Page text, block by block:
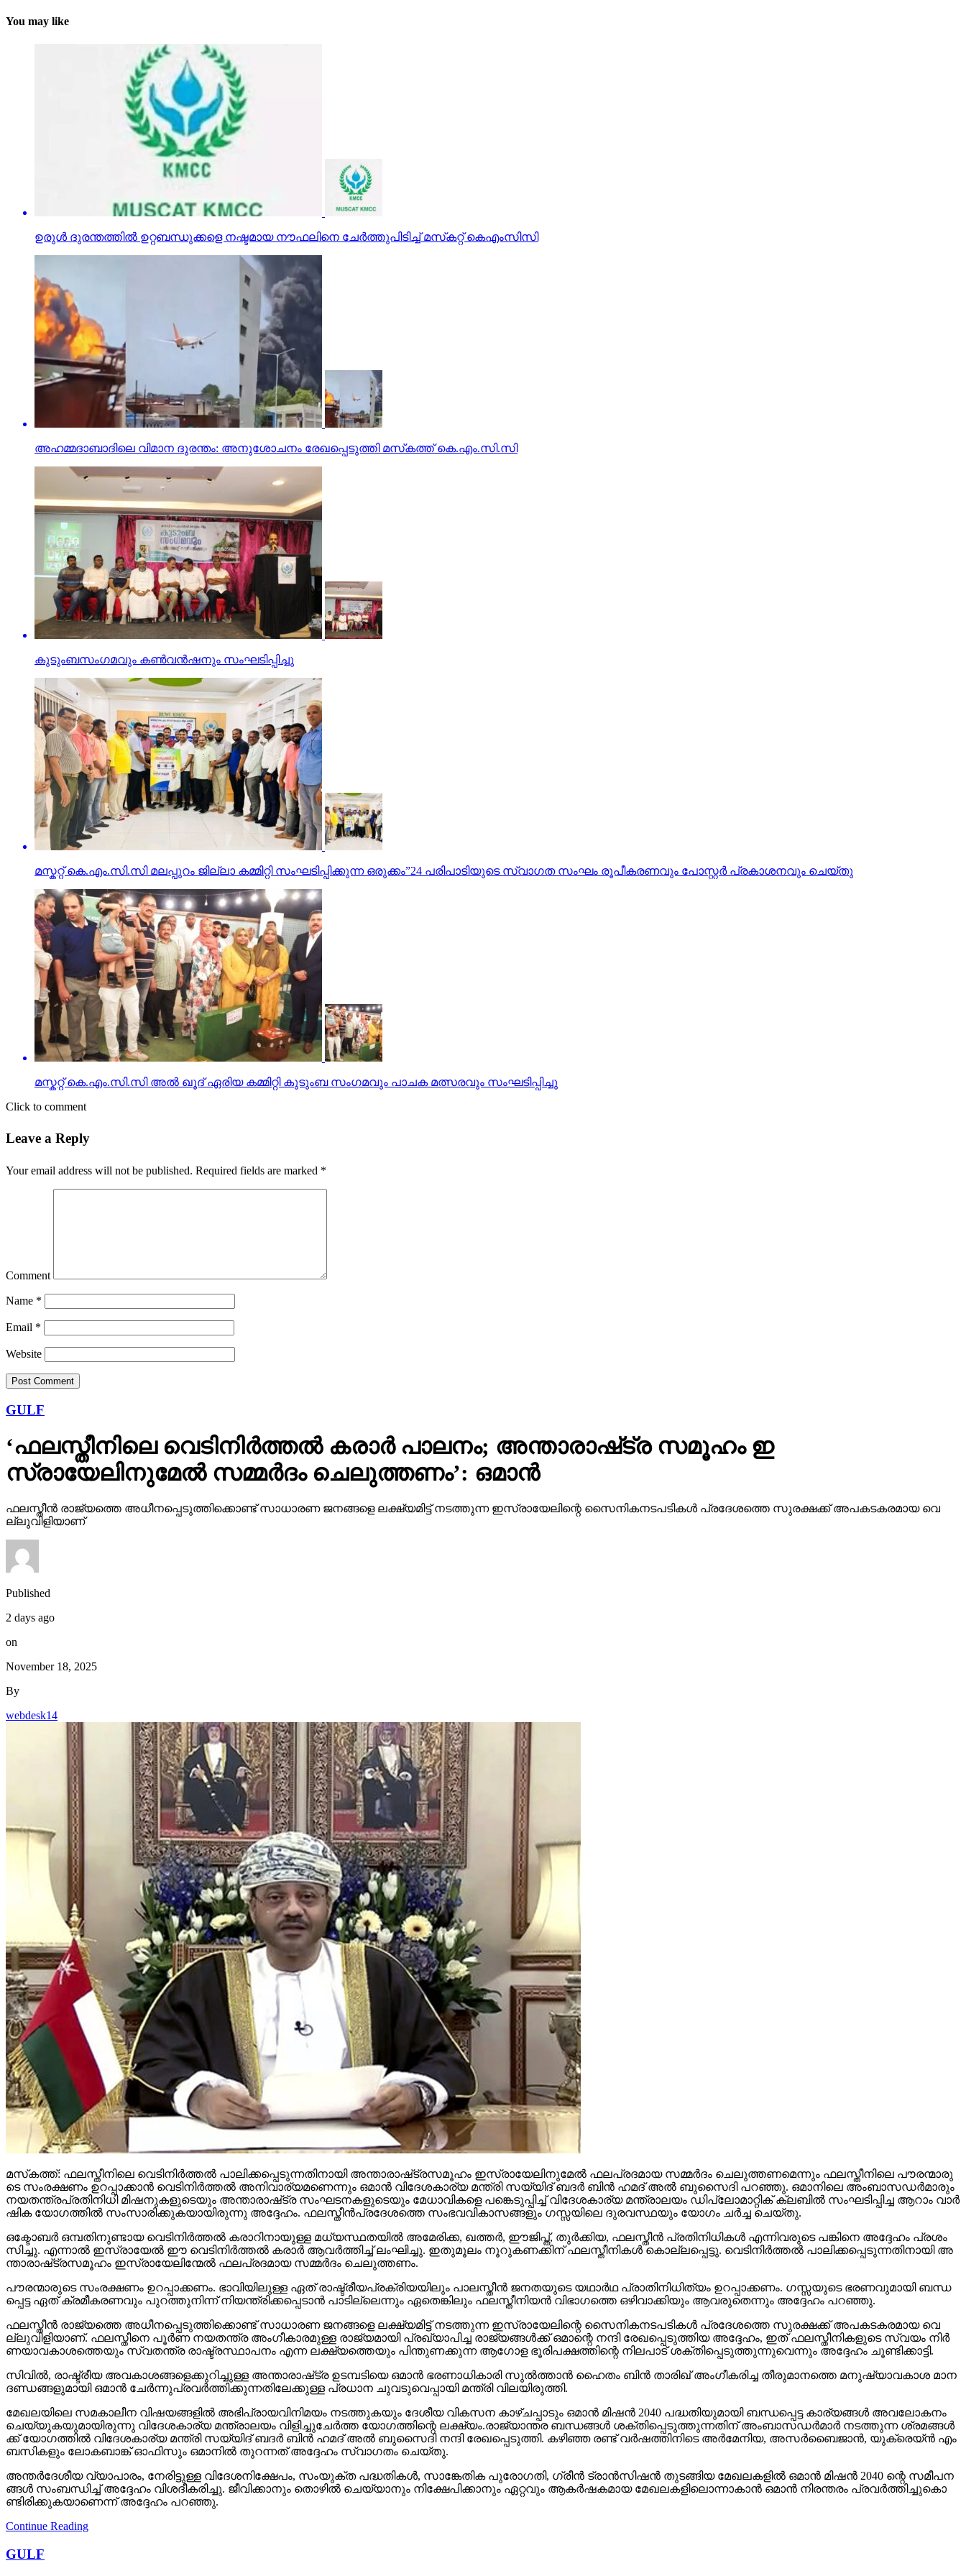
You may like
ഉരുള്‍ ദുരന്തത്തില്‍ ഉറ്റബന്ധുക്കളെ നഷ്ടമായ നൗഫലിനെ ചേര്‍ത്തുപിടിച്ച് മസ്‌കറ്റ് കെഎംസിസി
അഹമ്മദാബാദിലെ വിമാന ദുരന്തം: അനുശോചനം രേഖപ്പെടുത്തി മസ്‌കത്ത് കെ.എം.സി.സി
കുടുംബസംഗമവും കൺവൻഷനും സംഘടിപ്പിച്ചു
മസ്കറ്റ് കെ.എം.സി.സി മലപ്പുറം ജില്ലാ കമ്മിറ്റി സംഘടിപ്പിക്കുന്ന ഒരുക്കം”24 പരിപാടിയുടെ സ്വാഗത സംഘം രൂപീകരണവും പോസ്റ്റർ പ്രകാശനവും ചെയ്തു
മസ്കറ്റ് കെ.എം.സി.സി അൽ ഖൂദ് ഏരിയ കമ്മിറ്റി കുടുംബ സംഗമവും പാചക മത്സരവും സംഘടിപ്പിച്ചു
Click to comment
Leave a Reply
Your email address will not be published. Required fields are marked *
Comment
Name *
Email *
Website
GULF
‘ഫലസ്തീനിലെ വെടിനിർത്തൽ കരാർ പാലനം; അ​ന്താ​രാ​ഷ്‌​ട്ര സ​മൂ​ഹം ഇ​
സ്രായേലിനുമേൽ സ​മ്മ​ർ​ദം ചെ​ലു​ത്ത​ണം’: ഒ​മാ​ൻ
ഫ​ല​സ്തീ​ൻ രാ​ജ്യ​ത്തെ അ​ധീ​ന​പ്പെ​ടു​ത്തി​ക്കൊ​ണ്ട് സാ​ധാ​ര​ണ ജ​ന​ങ്ങ​ളെ ല​ക്ഷ്യ​മി​ട്ട് ന​ട​ത്തു​ന്ന ഇ​സ്രാ​യേ​ലി​ന്റെ സൈ​നി​ക​ന​ട​പ​ടി​ക​ൾ പ്ര​ദേ​ശ​ത്തെ സു​ര​ക്ഷ​ക്ക് അ​പ​ക​ട​ക​ര​മാ​യ വെ​
ല്ലു​വി​ളി​യാ​ണ്
Published
2 days ago
on
November 18, 2025
By
webdesk14
മ​സ്‌​ക​ത്ത്: ഫ​ല​സ്തീ​നി​ലെ വെ​ടി​നി​ർ​ത്ത​ൽ പാ​ലി​ക്ക​പ്പെ​ടു​ന്ന​തി​നാ​യി അ​ന്താ​രാ​ഷ്‌​ട്ര​സ​മൂ​ഹം ഇ​സ്രാ​യേ​ലി​നു​മേ​ൽ ഫ​ല​പ്ര​ദ​മാ​യ സ​മ്മ​ർ​ദം ചെ​ലു​ത്ത​ണ​മെ​ന്നും ഫ​ല​സ്തീ​നി​ലെ പൗ​ര​ന്മാ​രു​
ടെ സം​ര​ക്ഷ​ണം ഉ​റ​പ്പാ​ക്കാ​ൻ വെ​ടി​നി​ർ​ത്ത​ൽ അ​നി​വാ​ര്യ​മ​ണെ​ന്നും ഒ​മാ​ൻ വി​ദേ​ശ​കാ​ര്യ മ​ന്ത്രി സ​യ്യി​ദ് ബ​ദ​ർ ബി​ൻ ഹ​മ​ദ് അ​ൽ ബു​സൈ​ദി പ​റ​ഞ്ഞു. ഒ​മാ​നി​ലെ അം​ബാ​സ​ഡ​ർ​മാ​രും
ന​യ​ത​ന്ത്ര​പ്ര​തി​നി​ധി മി​ഷ​നു​ക​ളു​ടെ​യും അ​ന്താ​രാ​ഷ്‌​ട്ര സം​ഘ​ട​ന​ക​ളു​ടെ​യും മേ​ധാ​വി​ക​ളെ പ​ങ്കെ​ടു​പ്പി​ച്ച് വി​ദേ​ശ​കാ​ര്യ മ​ന്ത്രാ​ല​യം ഡി​പ്ലോ​മാ​റ്റി​ക് ക്ല​ബി​ൽ സം​ഘ​ടി​പ്പി​ച്ച ആ​റാം വാ​ർ​
ഷി​ക യോ​ഗ​ത്തി​ൽ സം​സാ​രി​ക്കു​ക​യാ​യി​രു​ന്നു അ​ദ്ദേ​ഹം. ഫ​ല​സ്തീ​ൻ​പ്ര​ദേ​ശ​ത്തെ സം​ഭ​വ​വി​കാ​സ​ങ്ങ​ളും ഗ​സ്സ​യി​ലെ ദു​ര​വ​സ്ഥ​യും യോ​ഗം ച​ർ​ച്ച ചെ​യ്തു.
ഒ​ക്ടോ​ബ​ർ ഒ​മ്പ​തി​നു​ണ്ടാ​യ വെ​ടി​നി​ർ​ത്ത​ൽ ക​രാ​റി​നാ​യു​ള്ള മ​ധ്യ​സ്ഥ​ത​യി​ൽ അ​മേ​രി​ക്ക, ഖ​ത്ത​ർ, ഈ​ജി​പ്ത്, തു​ർ​ക്കി​യ, ഫ​ല​സ്തീ​ൻ പ്ര​തി​നി​ധി​ക​ൾ എ​ന്നി​വ​രു​ടെ പ​ങ്കി​നെ അ​ദ്ദേ​ഹം പ്ര​ശം​
സി​ച്ചു. എ​ന്നാ​ൽ ഇ​സ്രാ​യേ​ൽ ഈ ​വെ​ടി​നി​ർ​ത്ത​ൽ ക​രാ​ർ ആ​വ​ർ​ത്തി​ച്ച് ലം​ഘി​ച്ചു. ഇ​തു​മൂ​ലം നൂ​റു​ക​ണ​ക്കി​ന് ഫ​ല​സ്തീ​നി​ക​ൾ കൊ​ല്ല​പ്പെ​ട്ടു. വെ​ടി​നി​ർ​ത്ത​ൽ പാ​ലി​ക്ക​പ്പെ​ടു​ന്ന​തി​നാ​യി അ​
ന്താ​രാ​ഷ്‌​ട്ര​സ​മൂ​ഹം ഇ​സ്രാ​യേ​ലി​ന്മേ​ൽ ഫ​ല​പ്ര​ദ​മാ​യ സ​മ്മ​ർ​ദം ചെ​ലു​ത്ത​ണം.
പൗ​ര​ന്മാ​രു​ടെ സം​ര​ക്ഷ​ണം ഉ​റ​പ്പാ​ക്ക​ണം. ഭാ​വി​യി​ലു​ള്ള ഏ​ത് രാ​ഷ്ട്രീ​യ​പ്ര​ക്രി​യ​യി​ലും പാ​ല​സ്തീ​ൻ ജ​ന​ത​യു​ടെ യ​ഥാ​ർ​ഥ പ്രാ​തി​നി​ധി​ത്യം ഉ​റ​പ്പാ​ക്ക​ണം. ഗ​സ്സ​യു​ടെ ഭ​ര​ണ​വു​മാ​യി ബ​ന്ധ​
പ്പെ​ട്ട ഏ​ത് ക്ര​മീ​ക​ര​ണ​വും പു​റ​ത്തു​നി​ന്ന് നി​യ​ന്ത്രി​ക്ക​പ്പെ​ടാ​ൻ പാ​ടി​ല്ലെ​ന്നും ഏ​തെ​ങ്കി​ലും ഫ​ല​സ്തീ​നി​യ​ൻ വി​ഭാ​ഗ​ത്തെ ഒ​ഴി​വാ​ക്കി​യും ആ​വ​രു​തെ​ന്നും അ​ദ്ദേ​ഹം പ​റ​ഞ്ഞു.
ഫ​ല​സ്തീ​ൻ രാ​ജ്യ​ത്തെ അ​ധീ​ന​പ്പെ​ടു​ത്തി​ക്കൊ​ണ്ട് സാ​ധാ​ര​ണ ജ​ന​ങ്ങ​ളെ ല​ക്ഷ്യ​മി​ട്ട് ന​ട​ത്തു​ന്ന ഇ​സ്രാ​യേ​ലി​ന്റെ സൈ​നി​ക​ന​ട​പ​ടി​ക​ൾ പ്ര​ദേ​ശ​ത്തെ സു​ര​ക്ഷ​ക്ക് അ​പ​ക​ട​ക​ര​മാ​യ വെ​
ല്ലു​വി​ളി​യാ​ണ്. ഫ​ല​സ്തീ​നെ പൂ​ർ​ണ ന​യ​ത​ന്ത്ര അം​ഗീ​കാ​ര​മു​ള്ള രാ​ജ്യ​മാ​യി പ്ര​ഖ്യാ​പി​ച്ച രാ​ജ്യ​ങ്ങ​ൾ​ക്ക് ഒ​മാ​ന്റെ ന​ന്ദി രേ​ഖ​പ്പെ​ടു​ത്തി​യ അ​ദ്ദേ​ഹം, ഇ​ത് ഫ​ല​സ്തീ​നി​ക​ളു​ടെ സ്വ​യം നി​ർ​
ണ​യാ​വ​കാ​ശ​ത്തെ​യും സ്വ​ത​ന്ത്ര രാ​ഷ്ട്ര​സ്ഥാ​പ​നം എ​ന്ന ല​ക്ഷ്യ​ത്തെ​യും പി​ന്തു​ണ​ക്കു​ന്ന ആ​ഗോ​ള ഭൂ​രി​പ​ക്ഷ​ത്തി​ന്റെ നി​ല​പാ​ട് ശ​ക്തി​പ്പെ​ടു​ത്തു​ന്നു​വെ​ന്നും അ​ദ്ദേ​ഹം ചൂ​ണ്ടി​ക്കാ​ട്ടി.
സി​വി​ൽ, രാ​ഷ്ട്രീ​യ അ​വ​കാ​ശ​ങ്ങ​ളെ​ക്കു​റി​ച്ചു​ള്ള അ​ന്താ​രാ​ഷ്‌​ട്ര ഉ​ട​മ്പ​ടി​യെ ഒ​മാ​ൻ ഭ​ര​ണാ​ധി​കാ​രി സു​ൽ​ത്താ​ൻ ഹൈ​തം ബി​ൻ താ​രി​ഖ് അം​ഗീ​ക​രി​ച്ച തീ​രു​മാ​ന​ത്തെ മ​നു​ഷ്യാ​വ​കാ​ശ മാ​ന​
ദ​ണ്ഡ​ങ്ങ​ളു​മാ​യി ഒ​മാ​ൻ ചേ​ർ​ന്നു​പ്ര​വ​ർ​ത്തി​ക്കു​ന്ന​തി​ലേ​ക്കു​ള്ള പ്ര​ധാ​ന ചു​വ​ടു​വെ​പ്പാ​യി മ​ന്ത്രി വി​ല​യി​രു​ത്തി.
മേ​ഖ​ല​യി​ലെ സ​മ​കാ​ലീ​ന വി​ഷ​യ​ങ്ങ​ളി​ൽ അ​ഭി​പ്രാ​യ​വി​നി​മ​യം ന​ട​ത്തു​ക​യും ദേ​ശീ​യ വി​ക​സ​ന കാ​ഴ്ച​പ്പാ​ടും ഒ​മാ​ൻ മി​ഷ​ൻ 2040 പ​ദ്ധ​തി​യു​മാ​യി ബ​ന്ധ​പ്പെ​ട്ട കാ​ര്യ​ങ്ങ​ൾ അ​വ​ലോ​ക​നം
ചെ​യ്യു​ക​യു​മാ​യി​രു​ന്നു വി​ദേ​ശ​കാ​ര്യ മ​ന്ത്രാ​ല​യം വി​ളി​ച്ചു​ചേ​ർ​ത്ത യോ​ഗ​ത്തി​ന്റെ ല​ക്ഷ്യം.രാ​ജ്യാ​ന്ത​ര ബ​ന്ധ​ങ്ങ​ൾ ശ​ക്തി​പ്പെ​ടു​ത്തു​ന്ന​തി​ന് അം​ബാ​സ​ഡ​ർ​മാ​ർ ന​ട​ത്തു​ന്ന ശ്ര​മ​ങ്ങ​ൾ​
ക്ക് യോ​ഗ​ത്തി​ൽ വി​ദേ​ശ​കാ​ര്യ മ​ന്ത്രി സ​യ്യി​ദ് ബ​ദ​ർ ബി​ൻ ഹ​മ​ദ് അ​ൽ ബു​സൈ​ദി ന​ന്ദി രേ​ഖ​പ്പെ​ടു​ത്തി. ക​ഴി​ഞ്ഞ ര​ണ്ട് വ​ർ​ഷ​ത്തി​നി​ടെ അ​ർ​മേ​നി​യ, അ​സ​ർ​ബൈ​ജാ​ൻ, യു​ക്രെ​യ്ൻ എം​
ബ​സി​ക​ളും ലോ​ക​ബാ​ങ്ക് ഓ​ഫി​സും ഒ​മാ​നി​ൽ തു​റ​ന്ന​ത് അ​ദ്ദേ​ഹം സ്വാ​ഗ​തം ചെ​യ്തു.
അ​ന്ത​ർ​ദേ​ശീ​യ വ്യാ​പാ​രം, നേ​രി​ട്ടു​ള്ള വി​ദേ​ശ​നി​ക്ഷേ​പം, സം​യു​ക്ത പ​ദ്ധ​തി​ക​ൾ, സാ​ങ്കേ​തി​ക പു​രോ​ഗ​തി, ഗ്രീ​ൻ ട്രാ​ൻ​സി​ഷ​ൻ തു​ട​ങ്ങി​യ മേ​ഖ​ല​ക​ളി​ൽ ഒ​മാ​ൻ മി​ഷ​ൻ 2040 ന്റെ ​സ​മീ​പ​ന​
ങ്ങ​ൾ സം​ബ​ന്ധി​ച്ച് അ​ദ്ദേ​ഹം വി​ശ​ദീ​ക​രി​ച്ചു. ജീ​വി​ക്കാ​നും തൊ​ഴി​ൽ ചെ​യ്യാ​നും നി​ക്ഷേ​പി​ക്കാ​നും ഏ​റ്റ​വും ആ​ക​ർ​ഷ​ക​മാ​യ മേ​ഖ​ല​ക​ളി​ലൊ​ന്നാ​കാ​ൻ ഒ​മാ​ൻ നി​ര​ന്ത​രം പ്ര​വ​ർ​ത്തി​ച്ചു​കൊ​
ണ്ടി​രി​ക്കു​ക​യാ​ണെ​ന്ന് അ​ദ്ദേ​ഹം പ​റ​ഞ്ഞു.
Continue Reading
GULF